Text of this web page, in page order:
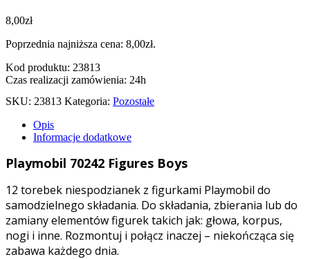
8,00zł
Poprzednia najniższa cena: 8,00zł.
Kod produktu: 23813
Czas realizacji zamówienia: 24h
SKU: 23813 Kategoria: Pozostałe
Opis
Informacje dodatkowe
Playmobil 70242 Figures Boys
12 torebek niespodzianek z figurkami Playmobil do
samodzielnego składania. Do składania, zbierania lub do
zamiany elementów figurek takich jak: głowa, korpus,
nogi i inne. Rozmontuj i połącz inaczej – niekończąca się
zabawa każdego dnia.